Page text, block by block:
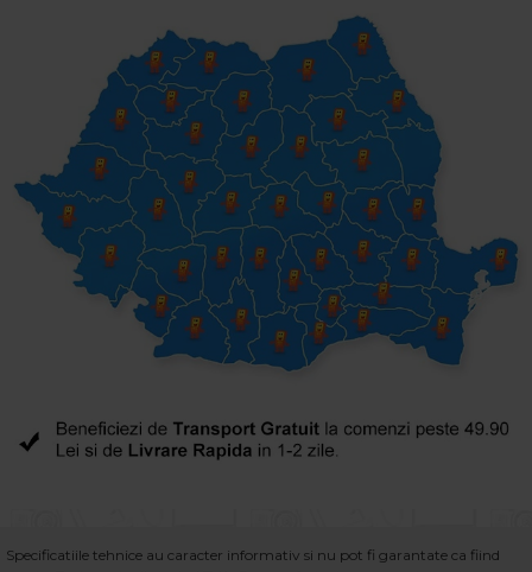
Specificatiile tehnice au caracter informativ si nu pot fi garantate ca fiind